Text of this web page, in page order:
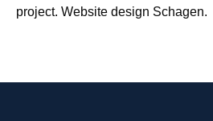
project. Website design Schagen.